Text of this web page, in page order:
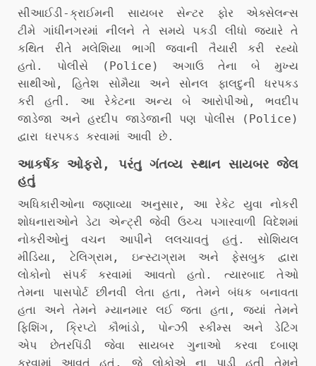
સીઆઈડી-ક્રાઈમની સાયબર સેન્ટર ફોર એક્સેલન્સ
ટીમે ગાંધીનગરમાં નીલને તે સમયે પકડી લીધો જ્યારે તે
કથિત રીતે મલેશિયા ભાગી જવાની તૈયારી કરી રહ્યો
હતો. પોલીસે (Police) અગાઉ તેના બે મુખ્ય
સાથીઓ, હિતેશ સોમૈયા અને સોનલ ફાલદુની ધરપકડ
કરી હતી. આ રેકેટના અન્ય બે આરોપીઓ, ભવદીપ
જાડેજા અને હરદીપ જાડેજાની પણ પોલીસ (Police)
દ્વારા ધરપકડ કરવામાં આવી છે.
આકર્ષક ઓફરો, પરંતુ ગંતવ્ય સ્થાન સાયબર જેલ
હતું
અધિકારીઓના જણાવ્યા અનુસાર, આ રેકેટ યુવા નોકરી
શોધનારાઓને ડેટા એન્ટ્રી જેવી ઉચ્ચ પગારવાળી વિદેશમાં
નોકરીઓનું વચન આપીને લલચાવતું હતું. સોશિયલ
મીડિયા, ટેલિગ્રામ, ઇન્સ્ટાગ્રામ અને ફેસબુક દ્વારા
લોકોનો સંપર્ક કરવામાં આવતો હતો. ત્યારબાદ તેઓ
તેમના પાસપોર્ટ છીનવી લેતા હતા, તેમને બંધક બનાવતા
હતા અને તેમને મ્યાનમાર લઈ જતા હતા, જ્યાં તેમને
ફિશિંગ, ક્રિપ્ટો કૌભાંડો, પોન્ઝી સ્કીમ્સ અને ડેટિંગ
એપ છેતરપિંડી જેવા સાયબર ગુનાઓ કરવા દબાણ
કરવામાં આવતું હતું. જે લોકોએ ના પાડી હતી તેમને